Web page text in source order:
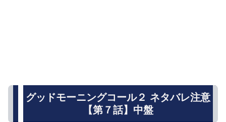
グッドモーニングコール２ ネタバレ注意
【第７話】中盤